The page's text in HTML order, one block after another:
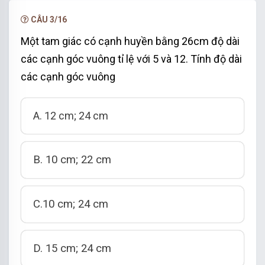
CÂU 3/16
Một tam giác có cạnh huyền bằng 26cm độ dài
các cạnh góc vuông tỉ lệ với 5 và 12. Tính độ dài
các cạnh góc vuông
A. 12 cm; 24 cm
B. 10 cm; 22 cm
C.10 cm; 24 cm
D. 15 cm; 24 cm